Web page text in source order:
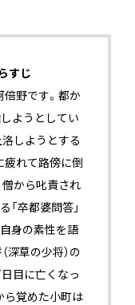
すじ
野です。都か
しようとしてい
しようとする
疲れて路傍に倒
から叱責され
「卒都婆問答」
身の素性を語
深草の少将）の
目に亡くなっ
ら覚めた小町は